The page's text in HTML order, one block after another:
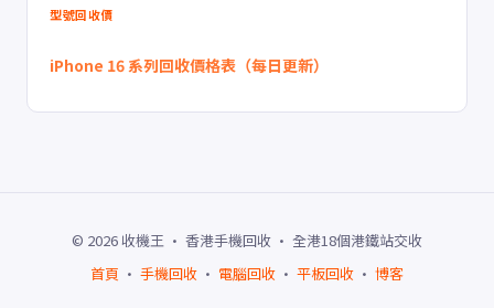
型號回收價
iPhone 16 系列回收價格表（每日更新）
© 2026 收機王 · 香港手機回收 · 全港18個港鐵站交收
首頁 · 手機回收 · 電腦回收 · 平板回收 · 博客